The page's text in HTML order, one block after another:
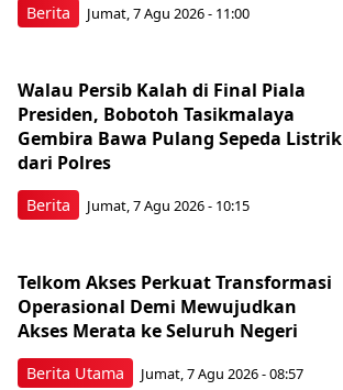
Berita Jumat, 7 Agu 2026 - 11:00
Berita
Walau Persib Kalah di Final Piala
Presiden, Bobotoh Tasikmalaya
Gembira Bawa Pulang Sepeda Listrik
dari Polres
Jumat, 7 Agu 2026 - 10:15
Berita Utama
Telkom Akses Perkuat Transformasi
Operasional Demi Mewujudkan
Akses Merata ke Seluruh Negeri
Jumat, 7 Agu 2026 - 08:57